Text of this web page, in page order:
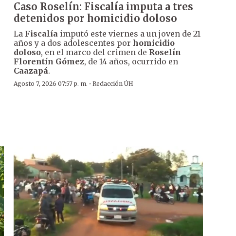
Caso Roselín: Fiscalía imputa a tres
detenidos por homicidio doloso
La Fiscalíaimputó este viernes a un joven de 21
años y a dos adolescentes por homicidio
doloso, en el marco del crimen de Roselín
Florentín Gómez, de 14 años, ocurrido en
Caazapá.
Agosto 7, 2026 07:57 p. m. · Redacción ÚH